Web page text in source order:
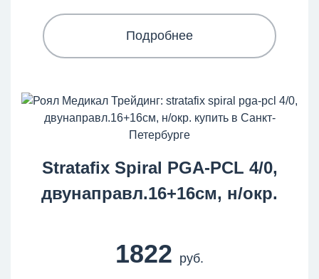
Подробнее
Stratafix Spiral PGA-PCL 4/0,
двунаправл.16+16см, н/окр.
1822 руб.